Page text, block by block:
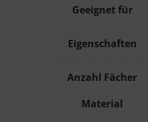
Geeignet für
Eigenschaften
Anzahl Fächer
Material